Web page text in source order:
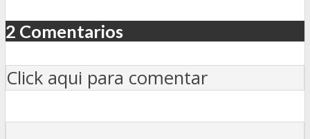
2 Comentarios
Click aqui para comentar